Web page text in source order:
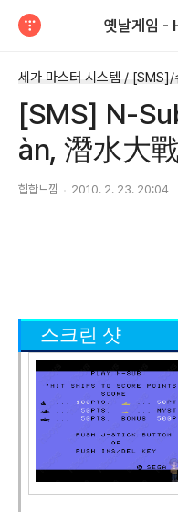
옛날게임 -
세가 마스터 시스템 / [SMS]/
[SMS] N-
àn, 潛水大戰
힙합느낌 2010. 2. 23. 20:04
스크린 샷